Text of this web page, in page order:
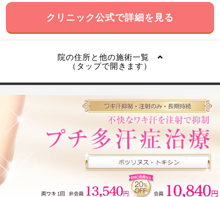
クリニック公式で詳細を見る
院の住所と他の施術一覧
（タップで開きます）